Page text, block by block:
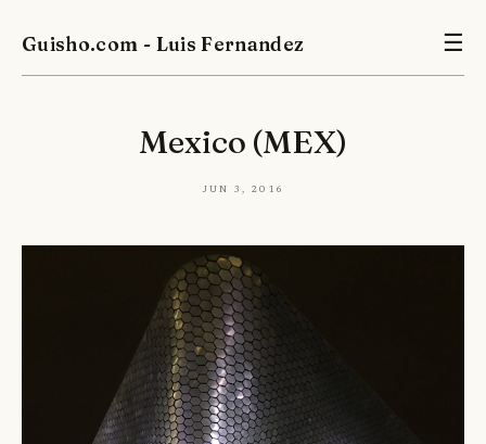
Guisho.com - Luis Fernandez ☰
Mexico (MEX)
Jun 3, 2016